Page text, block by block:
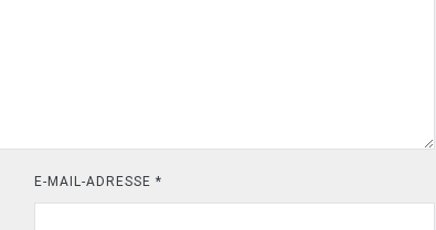
E-MAIL-ADRESSE*